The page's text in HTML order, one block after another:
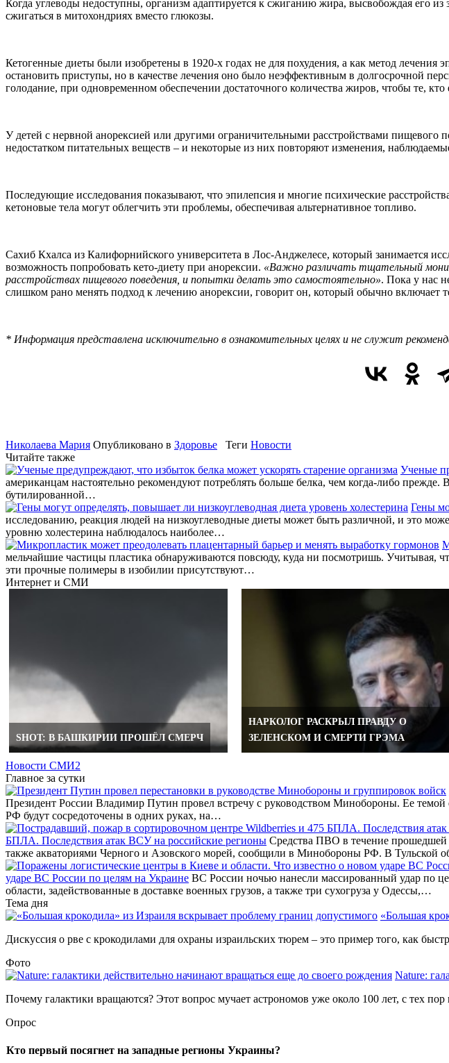
Когда углеводы недоступны, организм адаптируется к сжиганию жира, высвобождая его
сжигаться в митохондриях вместо глюкозы.
Кетогенные диеты были изобретены в 1920-х годах не для похудения, а как метод
остановить приступы, но в качестве лечения оно было неэффективным в долгосрочной
голодание, при одновременном обеспечении достаточного количества жиров, чтобы те, кто
У детей с нервной анорексией или другими ограничительными расстройствами
недостатком питательных веществ – и некоторые из них повторяют изменения,
Последующие исследования показывают, что эпилепсия и многие психические
кетоновые тела могут облегчить эти проблемы, обеспечивая альтернативное топливо.
Сахиб Кхалса из Калифорнийского университета в Лос-Анджелесе, который занимается
возможность попробовать кето-диету при анорексии. «Важно различать тщательный
расстройствах пищевого поведения, и попытки делать это самостоятельно». Пока у нас
слишком рано менять подход к лечению анорексии, говорит он, который обычно включает
* Информация представлена исключительно в ознакомительных целях и не служит
Николаева Мария Опубликовано в Здоровье Теги Новости
Читайте также
Ученые
американцам настоятельно рекомендуют потреблять больше белка, чем когда-либо
бутилированной…
Гены
исследованию, реакция людей на низкоуглеводные диеты может быть различной, и это
уровню холестерина наблюдалось наиболее…
мельчайшие частицы пластика обнаруживаются повсюду, куда ни посмотришь. Учитывая,
эти прочные полимеры в изобилии присутствуют…
Интернет и СМИ
SHOT: В БАШКИРИИ ПРОШЁЛ СМЕРЧ
НАРКОЛОГ РАСКРЫЛ ПРАВДУ О
ЗЕЛЕНСКОМ И СМЕРТИ ГРЭМА
Новости СМИ2
Главное за сутки
Президент России Владимир Путин провел встречу с руководством Минобороны. Ее темой
РФ будут сосредоточены в одних руках, на…
БПЛА. Последствия атак ВСУ на российские регионы Средства ПВО в течение прошедшей
также акваториями Черного и Азовского морей, сообщили в Минобороны РФ. В Тульской
ударе ВС России по целям на Украине ВС России ночью нанесли массированный удар по
области, задействованные в доставке военных грузов, а также три сухогруза у Одессы,…
Тема дня
«Большая
Дискуссия о рве с крокодилами для охраны израильских тюрем – это пример того, как
Фото
Nature:
Почему галактики вращаются? Этот вопрос мучает астрономов уже около 100 лет, с тех пор
Опрос
Кто первый посягнет на западные регионы Украины?